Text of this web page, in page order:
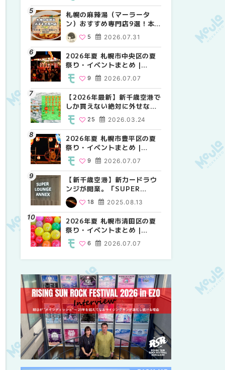
札幌の麻辣湯（マーラータ
ン）おすすめ専門店9選！本
場の量り売りから最新店まで
徹底比較 | MouLa
HOKKAIDO
2026.07.31
5
2026年夏 札幌市中央区の夏
祭り・イベントまとめ |
MouLa HOKKAIDO
2026.07.07
9
【2026年最新】新千歳空港で
しか買えない絶対に外せない
限定スイーツ・焼き菓子18選
| MouLa HOKKAIDO
2026.03.24
25
2026年夏 札幌市豊平区の夏
祭り・イベントまとめ |
MouLa HOKKAIDO
2026.07.07
9
【新千歳空港】新カードラウ
ンジが開業。「SUPER
LOUNGE ANNEX（スーパー
ラウンジアネックス）」をご
紹介！！ | MouLa
HOKKAIDO
2025.08.13
18
2026年夏 札幌市清田区の夏
祭り・イベントまとめ |
MouLa HOKKAIDO
2026.07.07
6
2026年夏 札幌市手稲区の夏
祭り・イベントまとめ |
10
2026年夏 札幌市南区の夏祭
り・イベントまとめ |
8
2026年夏 札幌市清田区の夏
祭り・イベントまとめ |
6
2026年夏 札幌市豊平区の夏
祭り・イベントまとめ |
9
2026年夏 札幌市中央区の夏
祭り・イベントまとめ |
9
2026年夏 恵庭市・千歳市の
夏祭り・イベントまとめ |
9
2026年夏 札幌市手稲区の夏
祭り・イベントまとめ |
10
2026年夏 札幌市清田区の夏
祭り・イベントまとめ |
6
札幌の麻辣湯（マーラータ
ン）おすすめ専門店6選！本
徹底比較 | MouLa
HOKKAIDO
5
【2026年最新】新千歳空港で
しか買えない絶対に外せない
限定スイーツ・焼き菓子18選
| MouLa HOKKAIDO
25
【新千歳空港】新カードラウ
ンジが開業。「SUPER
ラウンジアネックス）」をご
紹介！！ | MouLa
HOKKAIDO
18
2026年夏 札幌市豊平区の夏
祭り・イベントまとめ |
9